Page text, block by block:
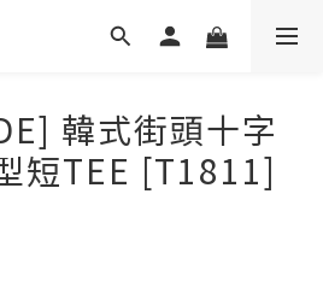
韓式街頭十字
短TEE [T1811]